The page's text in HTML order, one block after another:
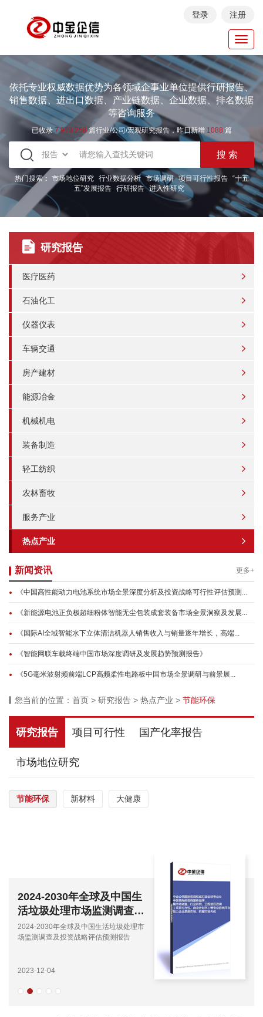
登录 注册
依托专业权威数据优势为各领域企事业单位提供行研报告、
销售数据、进出口数据、产业链数据、企业数据、排名数据
等咨询服务
已收录7.973.258篇行业/公司/宏观研究报告，昨日新增 1088 篇
热门搜索： 市场地位研究 行业数据分析 市场调研 项目可行性报告
“十五
五”发展报告 行研报告 进入性研究
研究报告
医疗医药
石油化工
仪器仪表
车辆交通
房产建材
能源冶金
机械机电
装备制造
轻工纺织
农林畜牧
服务产业
热点产业
新闻资讯 更多+
《中国高性能动力电池系统市场全景深度分析及投资战略可行性评估预测...
《新能源电池正负极超细粉体智能无尘包装成套装备市场全景洞察及发展...
《国际AI全域智能水下立体清洁机器人销售收入与销量逐年增长，高端...
《智能网联车载终端中国市场深度调研及发展趋势预测报告》
《5G毫米波射频前端LCP高频柔性电路板中国市场全景调研与前景展...
您当前的位置： 首页 > 研究报告 > 热点产业 > 节能环保
研究报告 项目可行性 国产化率报告
市场地位研究
节能环保 新材料 大健康
2024-2030年全球及中国生
活垃圾处理市场监测调查及
投资战略评估预测报告
2024-2030年全球及中国生活垃圾处理市
场监测调查及投资战略评估预测报告
2023-12-04